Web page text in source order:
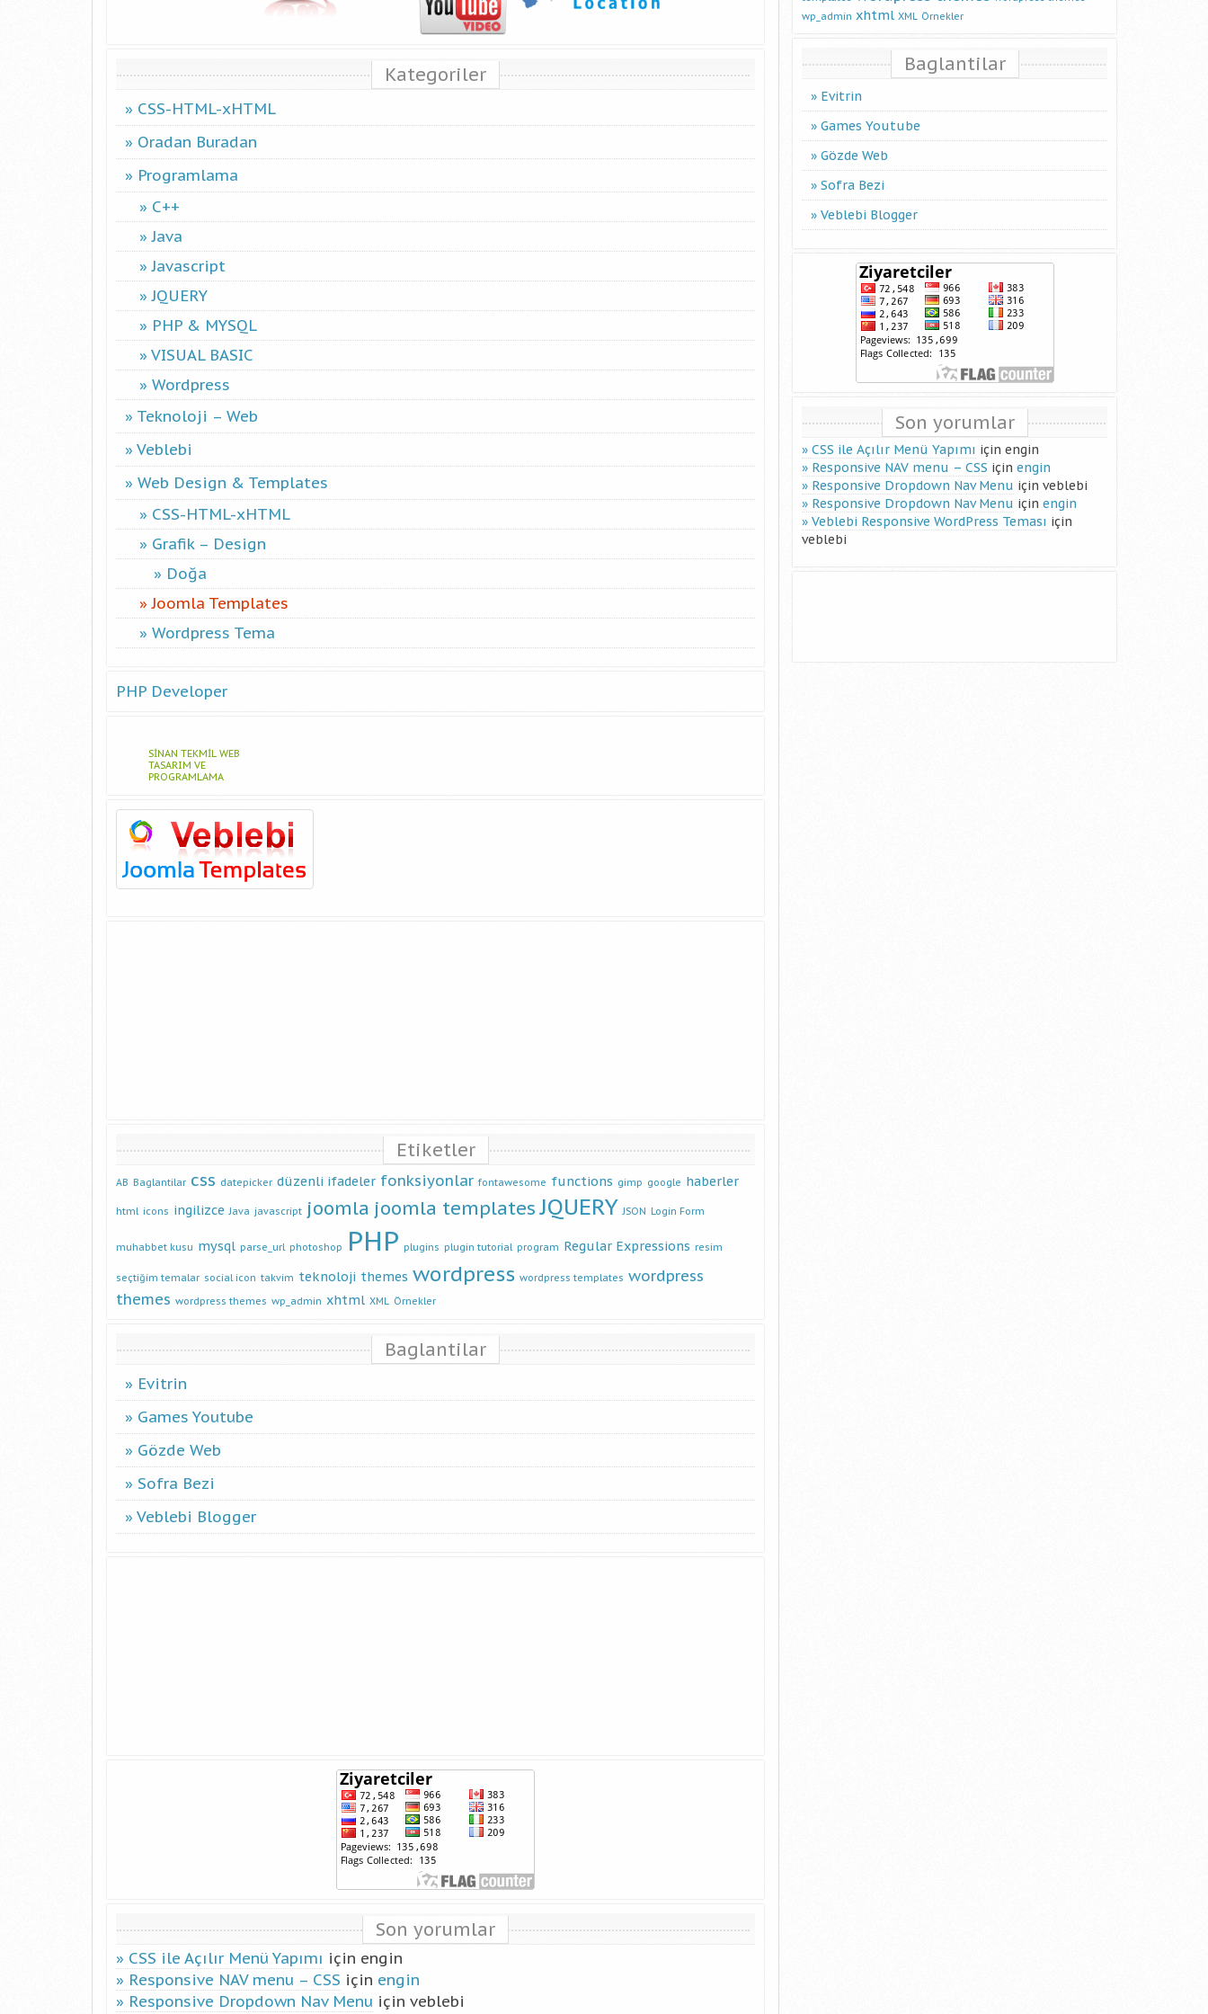
Kategoriler
CSS-HTML-xHTML
Oradan Buradan
Programlama
C++
Java
Javascript
JQUERY
PHP & MYSQL
VISUAL BASIC
Wordpress
Teknoloji – Web
Veblebi
Web Design & Templates
CSS-HTML-xHTML
Grafik – Design
Doğa
Joomla Templates
Wordpress Tema
PHP Developer
SINAN TEKMIL WEB
TASARIM VE
PROGRAMLAMA
Etiketler
AB Baglantilar css datepicker düzenli ifadeler fonksiyonlar fontawesome functions gimp google haberler
html icons ingilizce Java javascript joomla joomla templates JQUERY JSON Login Form
muhabbet kusu mysql parse_url photoshop PHP plugins plugin tutorial program Regular Expressions resim
seçtiğim temalar social icon takvim teknoloji themes wordpress wordpress templates wordpress
themes wordpress themes wp_admin xhtml XML Örnekler
Baglantilar
Evitrin
Games Youtube
Gözde Web
Sofra Bezi
Veblebi Blogger
Son yorumlar
CSS ile Açılır Menü Yapımı için engin
Responsive NAV menu – CSS için engin
Responsive Dropdown Nav Menu için veblebi
wp_admin xhtml XML Örnekler
Baglantilar
Evitrin
Games Youtube
Gözde Web
Sofra Bezi
Veblebi Blogger
Son yorumlar
CSS ile Açılır Menü Yapımı için engin
Responsive NAV menu – CSS için engin
Responsive Dropdown Nav Menu için veblebi
Responsive Dropdown Nav Menu için engin
Veblebi Responsive WordPress Teması için
veblebi